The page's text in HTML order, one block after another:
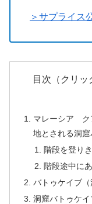
＞サプライス
目次（クリッ
マレーシア ク
地とされる洞
階段を登り
階段途中に
バトゥケイブ
洞窟バトゥケ